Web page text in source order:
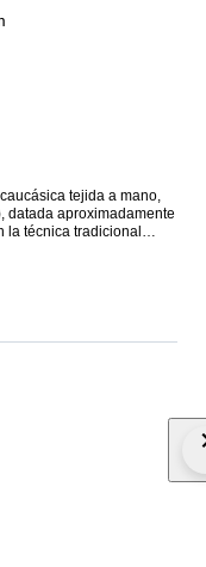
tejida a mano,
datada aproximadamente
dispuestos en
de los Soumak del
bien conservada.